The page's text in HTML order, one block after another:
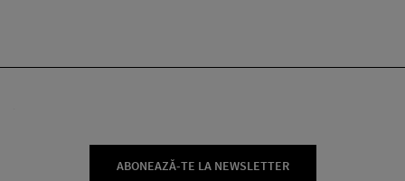
ABONEAZĂ-TE LA NEWSLETTER